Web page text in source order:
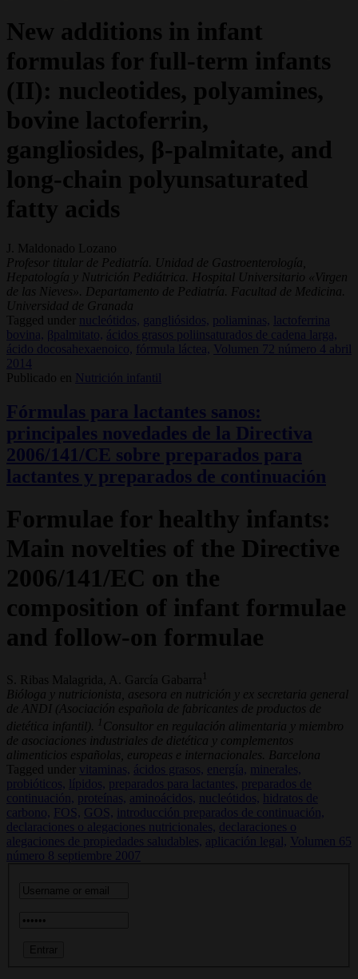
New additions in infant
formulas for full-term infants
(II): nucleotides, polyamines,
bovine lactoferrin,
gangliosides, β-palmitate, and
long-chain polyunsaturated
fatty acids
J. Maldonado Lozano
Profesor titular de Pediatría. Unidad de Gastroenterología,
Hepatología y Nutrición Pediátrica. Hospital Universitario «Virgen
de las Nieves». Departamento de Pediatría. Facultad de Medicina.
Universidad de Granada
Tagged under
nucleótidos, gangliósidos, poliaminas,
lactoferrina
bovina, βpalmitato, ácidos grasos poliinsaturados de cadena larga,
ácido docosahexaenoico,
fórmula láctea,
Volumen 72 número 4 abril
2014
Publicado en
Nutrición infantil
Fórmulas para lactantes sanos:
principales novedades de la Directiva
2006/141/CE sobre preparados para
lactantes y preparados de continuación
Formulae for healthy infants:
Main novelties of the Directive
2006/141/EC on the
composition of infant formulae
and follow-on formulae
S. Ribas Malagrida, A. García Gabarra 1
Bióloga y nutricionista, asesora en nutrición y ex secretaria general
de ANDI (Asociación española de fabricantes de productos de
dietética infantil). 1 Consultor en regulación alimentaria y miembro
de asociaciones industriales de dietética y complementos
alimenticios españolas, europeas e internacionales. Barcelona
Tagged under
vitaminas, ácidos grasos, energía,
minerales,
probióticos,
lípidos, preparados para lactantes, preparados de
continuación,
proteínas, aminoácidos, nucleótidos,
hidratos de
carbono,
FOS, GOS,
introducción preparados de continuación,
declaraciones o alegaciones nutricionales, declaraciones o
alegaciones de propiedades saludables, aplicación legal,
Volumen 65
número 8 septiembre 2007